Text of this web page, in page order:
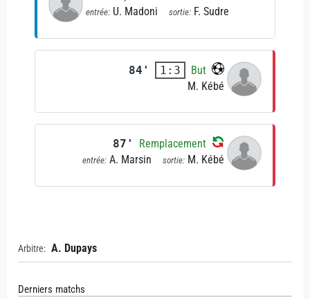
entrée: U. Madoni sortie: F. Sudre
84' 1:3
But
M. Kébé
87' Remplacement
entrée: A. Marsin sortie: M. Kébé
Arbitre: A. Dupays
Derniers matchs